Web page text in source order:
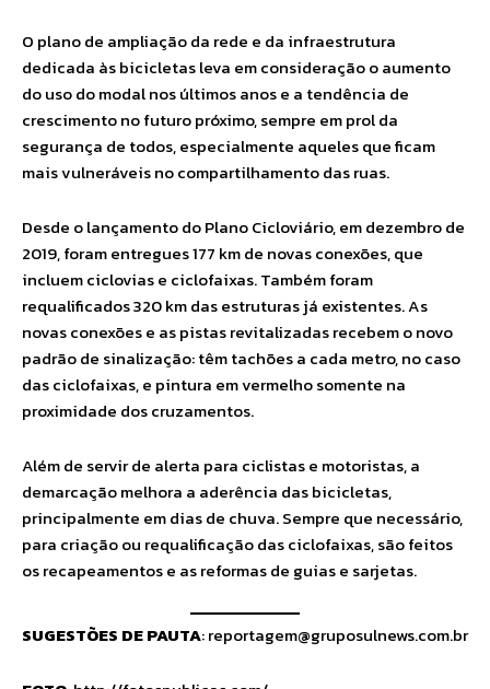
O plano de ampliação da rede e da infraestrutura
dedicada às bicicletas leva em consideração o aumento
do uso do modal nos últimos anos e a tendência de
crescimento no futuro próximo, sempre em prol da
segurança de todos, especialmente aqueles que ficam
mais vulneráveis no compartilhamento das ruas.
Desde o lançamento do Plano Cicloviário, em dezembro de
2019, foram entregues 177 km de novas conexões, que
incluem ciclovias e ciclofaixas. Também foram
requalificados 320 km das estruturas já existentes. As
novas conexões e as pistas revitalizadas recebem o novo
padrão de sinalização: têm tachões a cada metro, no caso
das ciclofaixas, e pintura em vermelho somente na
proximidade dos cruzamentos.
Além de servir de alerta para ciclistas e motoristas, a
demarcação melhora a aderência das bicicletas,
principalmente em dias de chuva. Sempre que necessário,
para criação ou requalificação das ciclofaixas, são feitos
os recapeamentos e as reformas de guias e sarjetas.
SUGESTÕES DE PAUTA:reportagem@gruposulnews.com.br